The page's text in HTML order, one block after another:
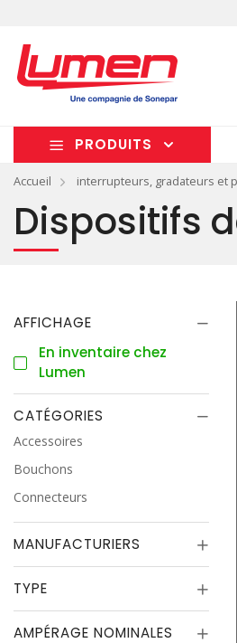
PRODUITS
Accueil interrupteurs, gradateurs et
Dispositifs
AFFICHAGE
En inventaire chez
Lumen
CATÉGORIES
Accessoires
Bouchons
Connecteurs
MANUFACTURIERS
TYPE
AMPÉRAGE NOMINALES